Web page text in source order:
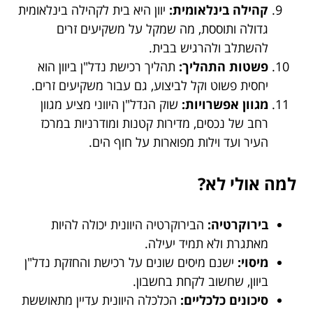
קהילה בינלאומית: יוון היא בית לקהילה בינלאומית
גדולה ותוססת, מה שמקל על משקיעים זרים
להשתלב ולהרגיש בבית.
פשטות התהליך: תהליך רכישת נדל"ן ביוון הוא
יחסית פשוט וקל לביצוע, גם עבור משקיעים זרים.
מגוון אפשרויות: שוק הנדל"ן היווני מציע מגוון
רחב של נכסים, מדירות קטנות ומודרניות במרכז
העיר ועד וילות מפוארות על חוף הים.
למה אולי לא?
בירוקרטיה: הבירוקרטיה היוונית יכולה להיות
מאתגרת ולא תמיד יעילה.
מיסוי: ישנם מיסים שונים על רכישת והחזקת נדל"ן
ביוון, שחשוב לקחת בחשבון.
סיכונים כלכליים: הכלכלה היוונית עדיין מתאוששת